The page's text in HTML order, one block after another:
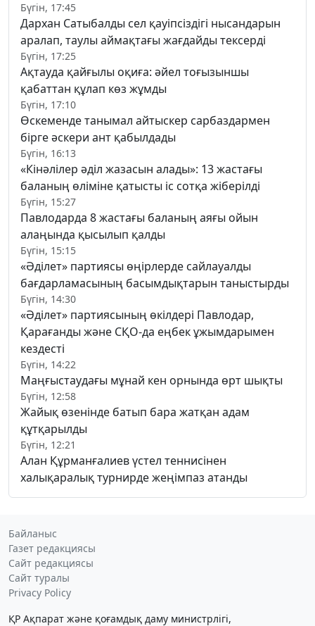
Бүгін, 17:45
Дархан Сатыбалды сел қауіпсіздігі нысандарын
аралап, таулы аймақтағы жағдайды тексерді
Бүгін, 17:25
Ақтауда қайғылы оқиға: әйел тоғызыншы
қабаттан құлап көз жұмды
Бүгін, 17:10
Өскеменде танымал айтыскер сарбаздармен
бірге әскери ант қабылдады
Бүгін, 16:13
«Кінәлілер әділ жазасын алады»: 13 жастағы
баланың өліміне қатысты іс сотқа жіберілді
Бүгін, 15:27
Павлодарда 8 жастағы баланың аяғы ойын
алаңында қысылып қалды
Бүгін, 15:15
«Әділет» партиясы өңірлерде сайлауалды
бағдарламасының басымдықтарын таныстырды
Бүгін, 14:30
«Әділет» партиясының өкілдері Павлодар,
Қарағанды және СҚО-да еңбек ұжымдарымен
кездесті
Бүгін, 14:22
Маңғыстаудағы мұнай кен орнында өрт шықты
Бүгін, 12:58
Жайық өзенінде батып бара жатқан адам
құтқарылды
Бүгін, 12:21
Алан Құрманғалиев үстел теннисінен
халықаралық турнирде жеңімпаз атанды
Байланыс
Газет редакциясы
Сайт редакциясы
Сайт туралы
Privacy Policy
ҚР Ақпарат және қоғамдық даму министрлігі,